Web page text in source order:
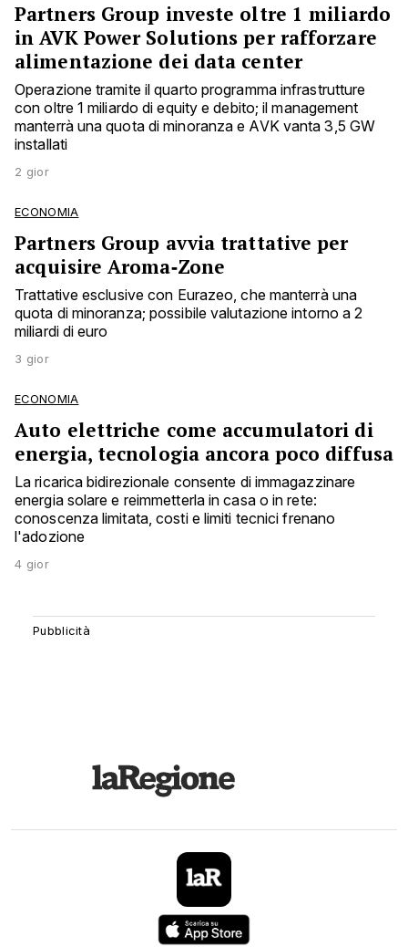
Partners Group investe oltre 1 miliardo
in AVK Power Solutions per rafforzare
alimentazione dei data center
Operazione tramite il quarto programma infrastrutture
con oltre 1 miliardo di equity e debito; il management
manterrà una quota di minoranza e AVK vanta 3,5 GW
installati
2 gior
ECONOMIA
Partners Group avvia trattative per
acquisire Aroma‑Zone
Trattative esclusive con Eurazeo, che manterrà una
quota di minoranza; possibile valutazione intorno a 2
miliardi di euro
3 gior
ECONOMIA
Auto elettriche come accumulatori di
energia, tecnologia ancora poco diffusa
La ricarica bidirezionale consente di immagazzinare
energia solare e reimmetterla in casa o in rete:
conoscenza limitata, costi e limiti tecnici frenano
l'adozione
4 gior